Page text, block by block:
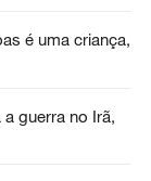
é uma criança,
guerra no Irã,